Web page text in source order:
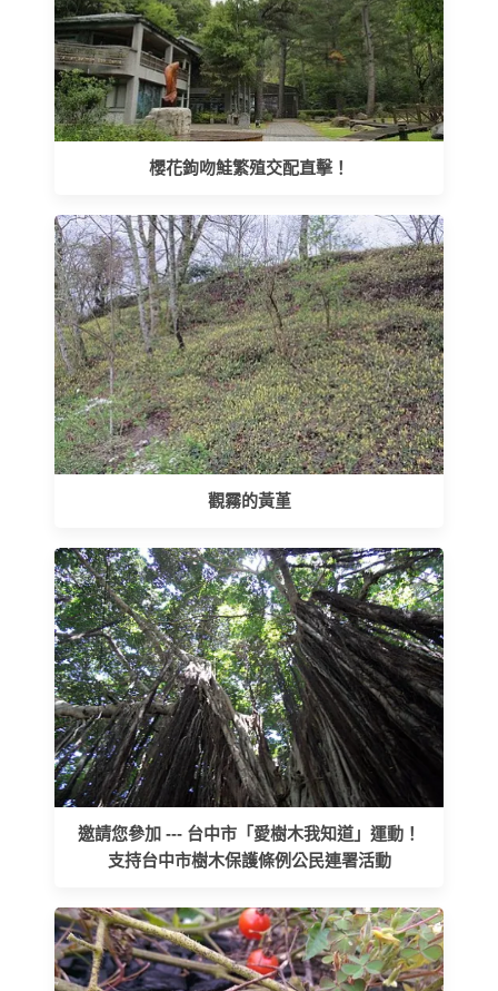
櫻花鉤吻鮭繁殖交配直擊！
觀霧的黃堇
邀請您參加 --- 台中市「愛樹木我知道」運動！
支持台中市樹木保護條例公民連署活動